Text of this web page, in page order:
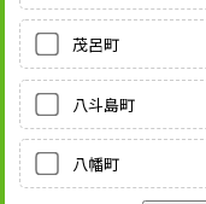
茂呂町
八斗島町
八幡町